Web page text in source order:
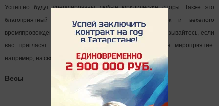
Успешно будут урегулированы любые юридические споры. Также это
благоприятный период для туристических поездок и веселого
времяпровождения на курортах у южных морей. Не отказывайтесь, если
вас пригласят в гости на какое-либо торжественное мероприятие:
например, на свадьбу или юбилей.
Весы